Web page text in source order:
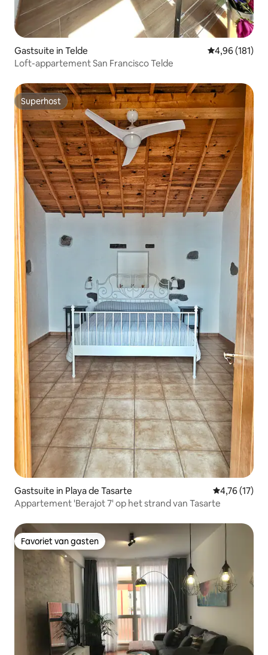
Gastsuite in Telde Gemiddelde
4,96 (181)
Loft-appartement San Francisco Telde
Superhost
Superhost
Gastsuite in Playa de Tasarte Gemiddelde
4,76 (17)
Appartement 'Berajot 7' op het strand van Tasarte
Favoriet van gasten
Favoriet van gasten